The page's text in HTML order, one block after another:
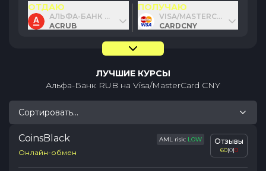
ОТДАЮ
АЛЬФА-БАНК RUB
ACRUB
ПОЛУЧАЮ
VISA/MASTERCARD CNY
CARDCNY
ЛУЧШИЕ КУРСЫ
Альфа-Банк RUB на Visa/MasterCard CNY
Сортировать...
CoinsBlack AML risk: LOW
Онлайн-обмен
Отзывы
60|0|0